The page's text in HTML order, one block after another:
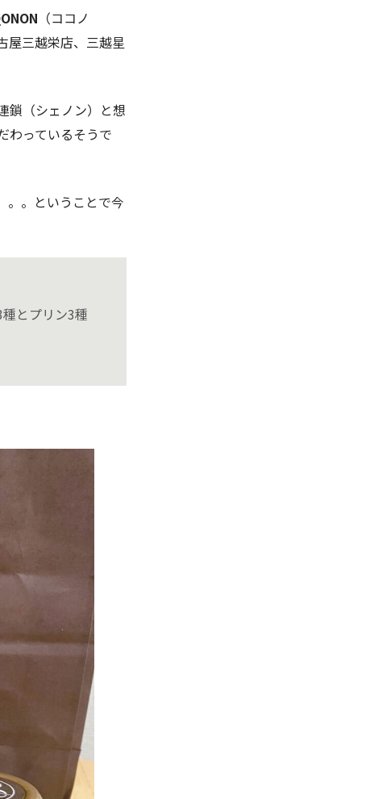
（ココノ
屋三越栄店、三越星
鎖（シェノン）と想
わっているそうで
。。ということで今
とプリン3種